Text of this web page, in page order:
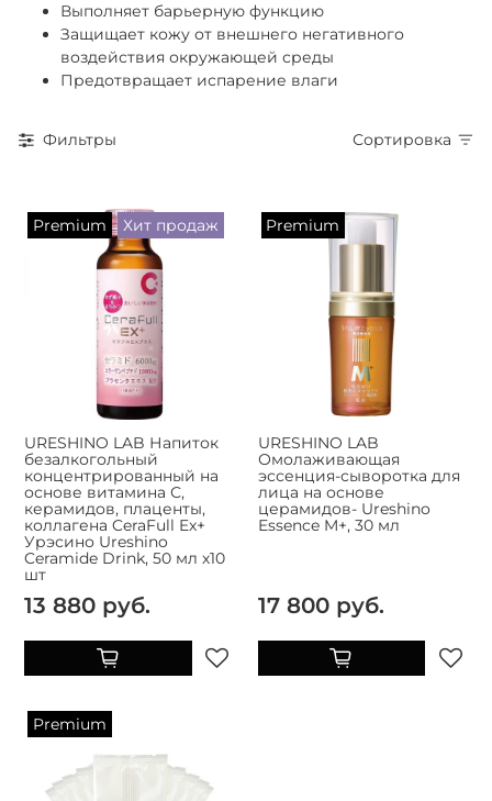
Выполняет барьерную функцию
Защищает кожу от внешнего негативного
воздействия окружающей среды
Предотвращает испарение влаги
Фильтры Сортировка
Premium Хит продаж
URESHINO LAB Напиток
безалкогольный
концентрированный на
основе витамина С,
керамидов, плаценты,
коллагена CeraFull Ex+
Урэсино Ureshino
Ceramide Drink, 50 мл х10
шт
13 880 руб.
Premium
URESHINO LAB
Омолаживающая
эссенция-сыворотка для
лица на основе
церамидов- Ureshino
Essence M+, 30 мл
17 800 руб.
Premium